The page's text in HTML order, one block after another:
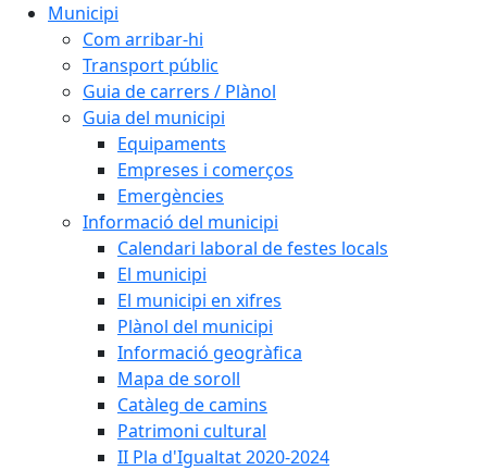
Municipi
Com arribar-hi
Transport públic
Guia de carrers / Plànol
Guia del municipi
Equipaments
Empreses i comerços
Emergències
Informació del municipi
Calendari laboral de festes locals
El municipi
El municipi en xifres
Plànol del municipi
Informació geogràfica
Mapa de soroll
Catàleg de camins
Patrimoni cultural
II Pla d'Igualtat 2020-2024